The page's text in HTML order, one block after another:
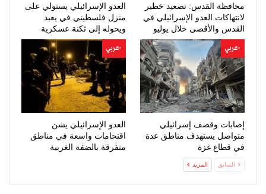
محافظة القدس: تصعيد خطير
لانتهاكات العدو الإسرائيلي في
القدس والأقصى خلال يوليو
العدو الإسرائيلي يستولي على
منزل فلسطيني في يعبد
ويحوله إلى ثكنة عسكرية
-عربي
إصابات وقصف إسرائيلي
متواصل يستهدف مناطق عدة
في قطاع غزة
-عربي
العدو الإسرائيلي يشن
اقتحامات واسعة في مناطق
متفرقة بالضفة الغربية
السابق المزيد